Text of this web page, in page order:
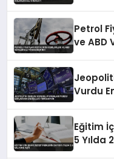
Petrol
ve ABD
Vurdu
Eğitim
5 Yılda